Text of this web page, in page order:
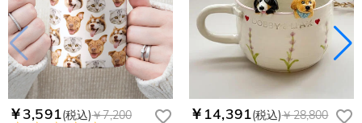
￥3,591(税込)￥7,200 ￥14,391(税込)￥28,800